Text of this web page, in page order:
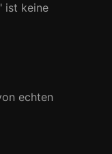
ist keine
echten